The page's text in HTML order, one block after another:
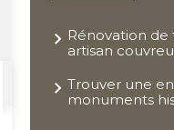
Rénovation
artisan
Trouver une
monuments